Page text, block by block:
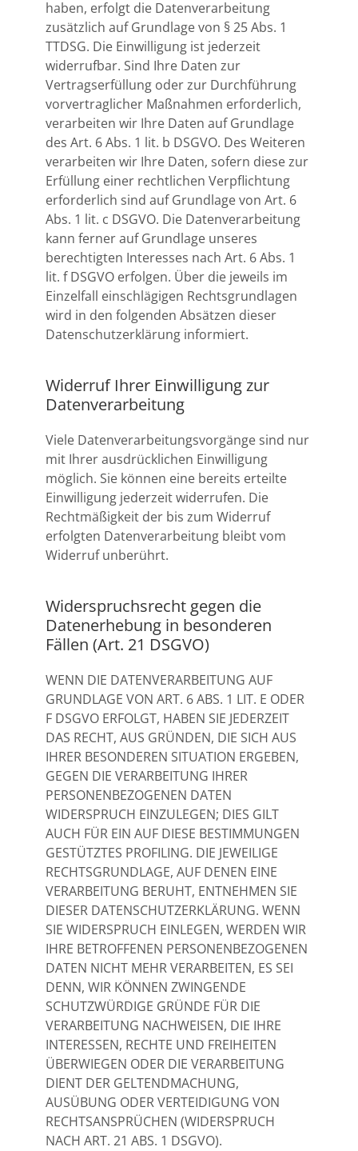
haben, erfolgt die Datenverarbeitung
zusätzlich auf Grundlage von § 25 Abs. 1
TTDSG. Die Einwilligung ist jederzeit
widerrufbar. Sind Ihre Daten zur
Vertragserfüllung oder zur Durchführung
vorvertraglicher Maßnahmen erforderlich,
verarbeiten wir Ihre Daten auf Grundlage
des Art. 6 Abs. 1 lit. b DSGVO. Des Weiteren
verarbeiten wir Ihre Daten, sofern diese zur
Erfüllung einer rechtlichen Verpflichtung
erforderlich sind auf Grundlage von Art. 6
Abs. 1 lit. c DSGVO. Die Datenverarbeitung
kann ferner auf Grundlage unseres
berechtigten Interesses nach Art. 6 Abs. 1
lit. f DSGVO erfolgen. Über die jeweils im
Einzelfall einschlägigen Rechtsgrundlagen
wird in den folgenden Absätzen dieser
Datenschutzerklärung informiert.
Widerruf Ihrer Einwilligung zur
Datenverarbeitung
Viele Datenverarbeitungsvorgänge sind nur
mit Ihrer ausdrücklichen Einwilligung
möglich. Sie können eine bereits erteilte
Einwilligung jederzeit widerrufen. Die
Rechtmäßigkeit der bis zum Widerruf
erfolgten Datenverarbeitung bleibt vom
Widerruf unberührt.
Widerspruchsrecht gegen die
Datenerhebung in besonderen
Fällen (Art. 21 DSGVO)
WENN DIE DATENVERARBEITUNG AUF
GRUNDLAGE VON ART. 6 ABS. 1 LIT. E ODER
F DSGVO ERFOLGT, HABEN SIE JEDERZEIT
DAS RECHT, AUS GRÜNDEN, DIE SICH AUS
IHRER BESONDEREN SITUATION ERGEBEN,
GEGEN DIE VERARBEITUNG IHRER
PERSONENBEZOGENEN DATEN
WIDERSPRUCH EINZULEGEN; DIES GILT
AUCH FÜR EIN AUF DIESE BESTIMMUNGEN
GESTÜTZTES PROFILING. DIE JEWEILIGE
RECHTSGRUNDLAGE, AUF DENEN EINE
VERARBEITUNG BERUHT, ENTNEHMEN SIE
DIESER DATENSCHUTZERKLÄRUNG. WENN
SIE WIDERSPRUCH EINLEGEN, WERDEN WIR
IHRE BETROFFENEN PERSONENBEZOGENEN
DATEN NICHT MEHR VERARBEITEN, ES SEI
DENN, WIR KÖNNEN ZWINGENDE
SCHUTZWÜRDIGE GRÜNDE FÜR DIE
VERARBEITUNG NACHWEISEN, DIE IHRE
INTERESSEN, RECHTE UND FREIHEITEN
ÜBERWIEGEN ODER DIE VERARBEITUNG
DIENT DER GELTENDMACHUNG,
AUSÜBUNG ODER VERTEIDIGUNG VON
RECHTSANSPRÜCHEN (WIDERSPRUCH
NACH ART. 21 ABS. 1 DSGVO).